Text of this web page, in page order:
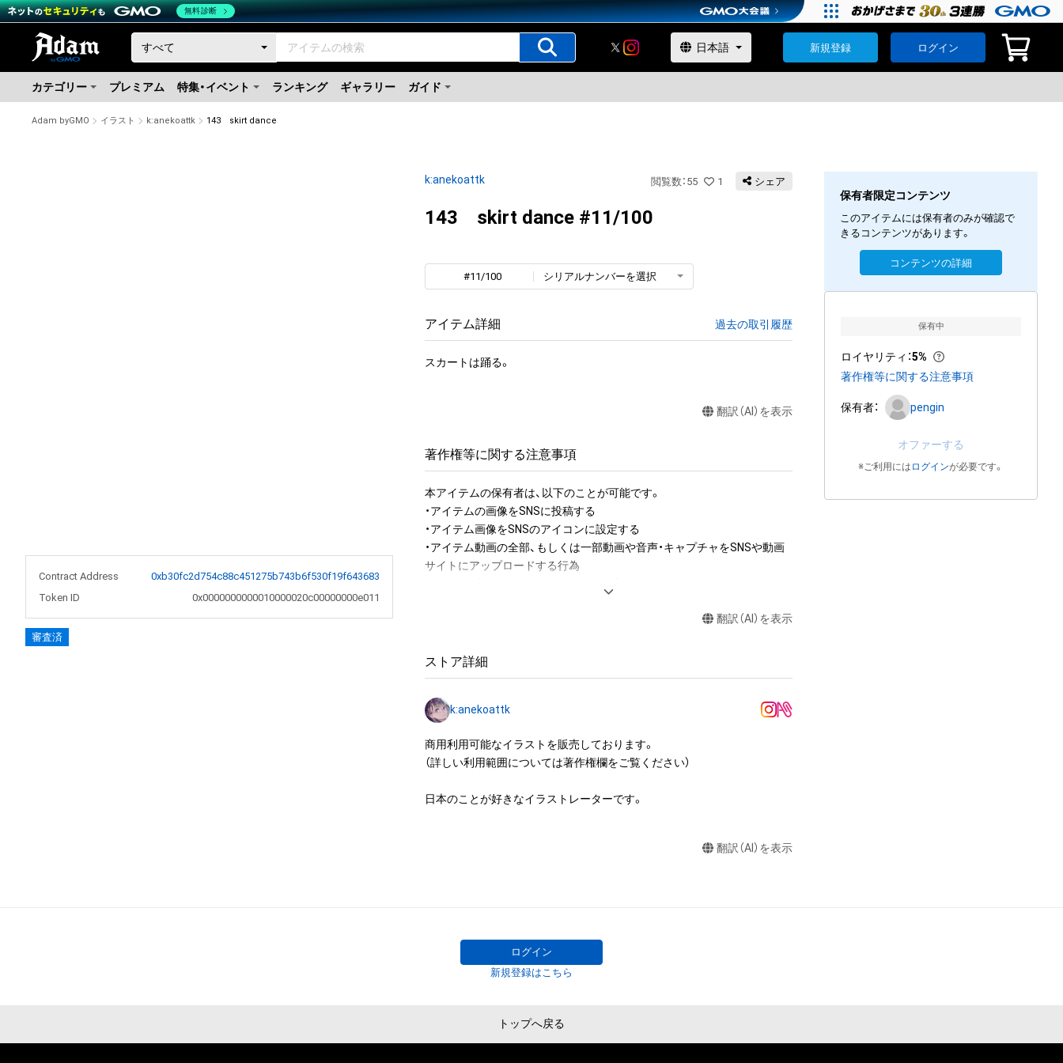
新規登録 ログイン
カテゴリー プレミアム 特集・イベント ランキング ギャラリー ガイド
Adam byGMO イラスト k:anekoattk 143 skirt dance
Contract Address
0xb30fc2d754c88c451275b743b6f530f19f643683
Token ID
0x0000000000010000020c00000000e011
審査済
k:anekoattk 閲覧数 ： 55 1 シェア
143 skirt dance #11/100
#11/100 シリアルナンバーを選択
アイテム詳細 過去の取引履歴
スカートは踊る。
翻訳（AI）を表示
著作権等に関する注意事項
本アイテムの保有者は、以下のことが可能です。
・アイテムの画像をSNSに投稿する
・アイテム画像をSNSのアイコンに設定する
・アイテム動画の全部、もしくは一部動画や音声・キャプチャをSNSや動画
サイトにアップロードする行為
・アイテムの画像を使用してメッセージカードを制作し友達に送る
・アイテム画像を使用し、グッズや商品を制作して有料販売、および無料配
成する
アイテムに関する注意事項
・本アイテムに関する創作物(画像および映像、音楽、商標またはロゴ等を含
用新案権、商標権、意匠権その他の知的財産権(それらの権利を取得し、又は
託を受けている者によって保護されています。そのため、本アイテムを保
を受けている者からの事前の同意なしに、上記の「本アイテムの保有者が有
する権利」の範囲を超えた行為、知的財産権を侵害するおそれのある行為
翻訳（AI）を表示
ストア詳細
k:anekoattk
商用利用可能なイラストを販売しております。
（詳しい利用範囲については著作権欄をご覧ください）
日本のことが好きなイラストレーターです。
翻訳（AI）を表示
保有者限定コンテンツ
このアイテムには保有者のみが確認で
きるコンテンツがあります。
コンテンツの詳細
保有中
ロイヤリティ ：5%
著作権等に関する注意事項
保有者： pengin
オファーする
※ご利用には ログインが必要です。
ログイン
新規登録はこちら
トップへ戻る
無料診断